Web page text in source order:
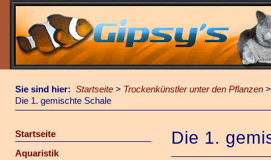
Sie sind hier: Startseite > Trockenkünstler unter den Pflanzen
Die 1. gemischte Schale
Startseite
Aquaristik
Die 1.